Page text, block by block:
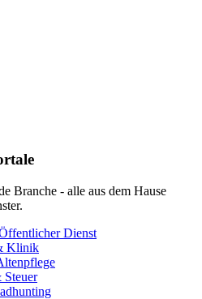
Branche - alle aus dem Hause
Dienst
Klinik